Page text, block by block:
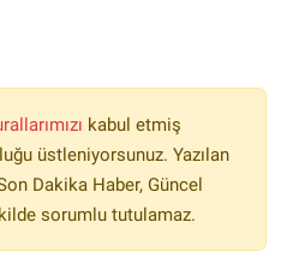
kabul etmiş
üstleniyorsunuz. Yazılan
Dakika Haber, Güncel
sorumlu tutulamaz.